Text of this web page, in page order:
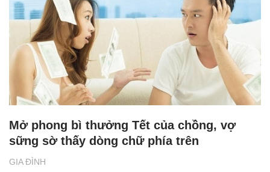
GIA ĐÌNH
Mở phong bì thưởng Tết của chồng, vợ
sững sờ thấy dòng chữ phía trên